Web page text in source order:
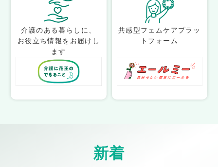
介護のある暮らしに、
お役立ち情報をお届けし
ます
共感型フェムケアプラッ
トフォーム
新着